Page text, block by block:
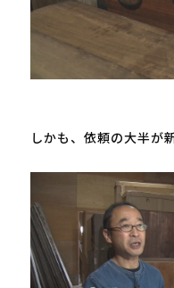
しかも、依頼の大半が